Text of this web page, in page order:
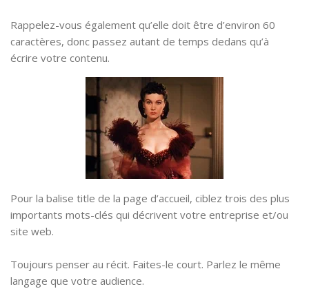
Rappelez-vous également qu’elle doit être d’environ 60
caractères, donc passez autant de temps dedans qu’à
écrire votre contenu.
Pour la balise title de la page d’accueil, ciblez trois des plus
importants mots-clés qui décrivent votre entreprise et/ou
site web.
Toujours penser au récit. Faites-le court. Parlez le même
langage que votre audience.